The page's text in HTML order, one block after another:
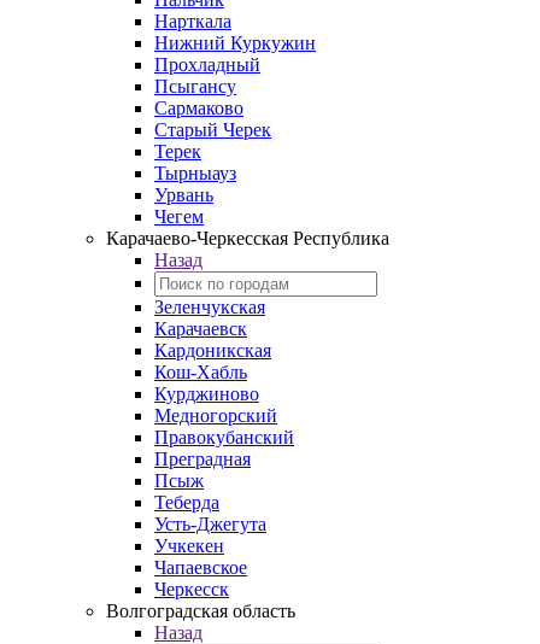
Нарткала
Нижний Куркужин
Прохладный
Псыгансу
Сармаково
Старый Черек
Терек
Тырныауз
Урвань
Чегем
Карачаево-Черкесская Республика
Назад
Зеленчукская
Карачаевск
Кардоникская
Кош-Хабль
Курджиново
Медногорский
Правокубанский
Преградная
Псыж
Теберда
Усть-Джегута
Учкекен
Чапаевское
Черкесск
Волгоградская область
Назад